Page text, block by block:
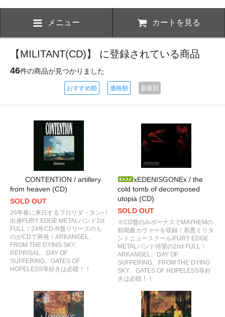
メニュー カートを見る
【MILITANT(CD)】 に登録されている商品
46件の商品が見つかりました
おすすめ順 価格順 新着順
CONTENTION / artillery
from heaven (CD)
SOLD OUT
26年春に来日するフロリダ・タンパ
出身FURY EDGE METALバンド1st
FULL！24年CD-R盤リリースのも
のがCDで再発！ARKANGEL、
FROM THE DYING SKY、
REPRISAL、DAY OF
SUFFERING、GATES OF
HOPELESS等好きは必聴！！
xEDENISGONEx / the
cold tomb of decomposed
utopia (CD)
SOLD OUT
※CD盤のみボーナスでMAYHEMの
初期曲カヴァーを収録！邪悪ミリタ
ントニュースクール/FURY EDGE
METALバンド待望の2nd FULL！
ARKANGEL、DAY OF
SUFFERING、FROM THE DYING
SKY、GATES OF HOPELESS等好
きは必聴！！